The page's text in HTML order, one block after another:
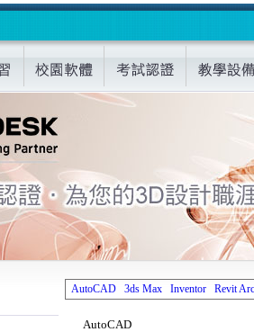
AutoCAD 3ds Max Inventor Revit
AutoCAD